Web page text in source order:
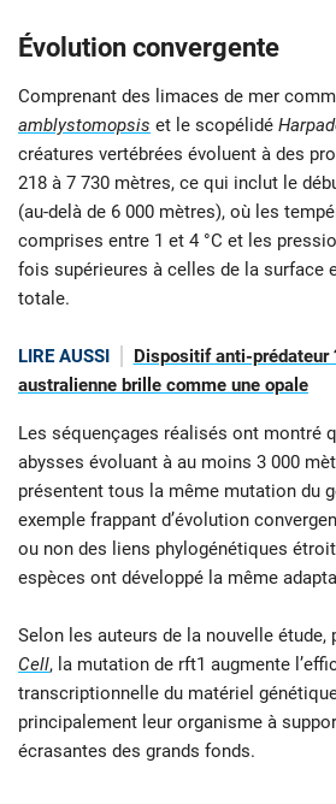
Évolution convergente
Comprenant des limaces de mer
amblystomopsis et le scopélidé
créatures vertébrées évoluent à des
218 à 7 730 mètres, ce qui inclut le
(au-delà de 6 000 mètres), où les
comprises entre 1 et 4 °C et les
fois supérieures à celles de la surface
totale.
LIRE AUSSI
Dispositif anti-prédateur
australienne brille comme une opale
Les séquençages réalisés ont montré
abysses évoluant à au moins 3 000
présentent tous la même mutation du
exemple frappant d’évolution
ou non des liens phylogénétiques
espèces ont développé la même
Selon les auteurs de la nouvelle étude,
Cell, la mutation de rft1 augmente
transcriptionnelle du matériel
principalement leur organisme à
écrasantes des grands fonds.